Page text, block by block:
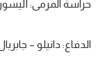
حراسة المرمى:
الدفاع: دانيلو –